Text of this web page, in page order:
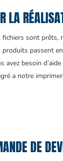
LA
fichiers sont prêts,
produits passent
avez besoin
a notre
DE